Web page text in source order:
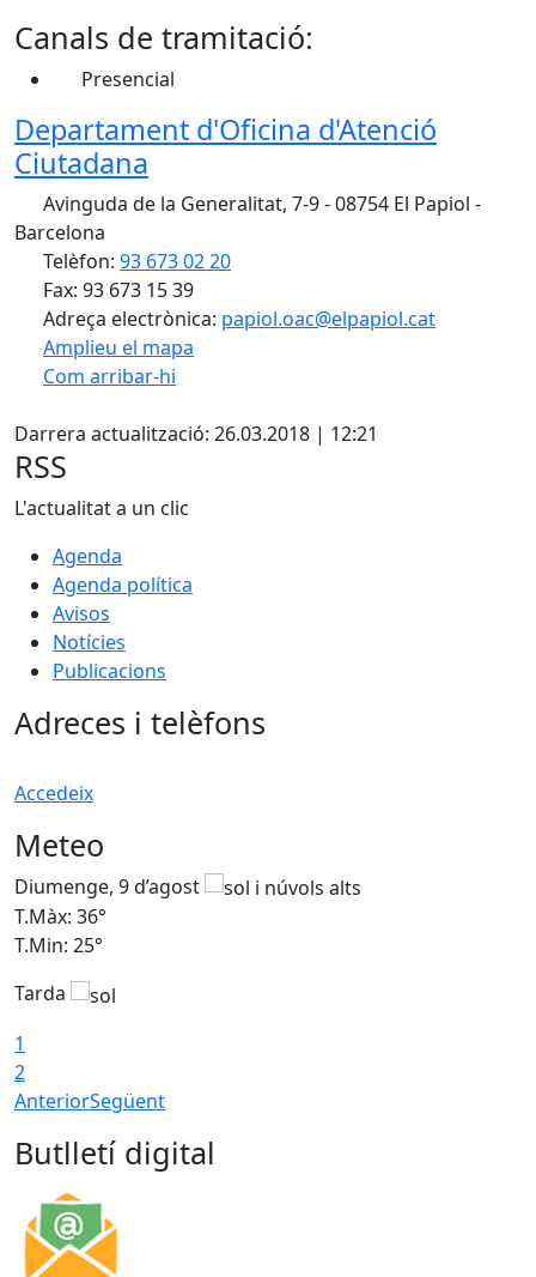
Canals de tramitació:
Presencial
Departament d'Oficina d'Atenció
Ciutadana
Avinguda de la Generalitat, 7-9 - 08754 El Papiol -
Barcelona
Telèfon: 93 673 02 20
Fax: 93 673 15 39
Adreça electrònica: papiol.oac@elpapiol.cat
Amplieu el mapa
Com arribar-hi
−
Darrera actualització: 26.03.2018 | 12:21
RSS
L'actualitat a un clic
Agenda
Agenda política
Avisos
Notícies
Publicacions
Adreces i telèfons
Accedeix
Meteo
Diumenge, 9 d’agost
T.Màx: 36°
T.Min: 25°
Tarda
1
2
AnteriorSegüent
Butlletí digital